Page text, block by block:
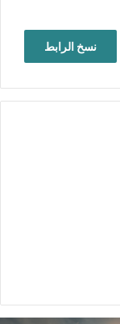
نسخ الرابط